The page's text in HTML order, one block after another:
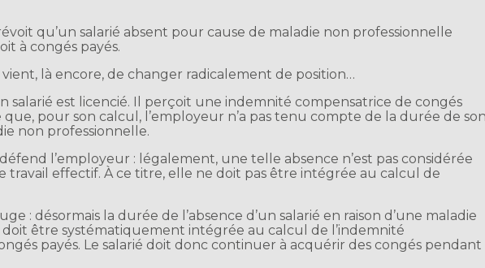
qu’un salarié absent pour cause de maladie non professionnelle
à congés payés.
là encore, de changer radicalement de position…
salarié est licencié. Il perçoit une indemnité compensatrice de congés
que, pour son calcul, l’employeur n’a pas tenu compte de la durée de
non professionnelle.
défend l’employeur : légalement, une telle absence n’est pas considérée
travail effectif. À ce titre, elle ne doit pas être intégrée au calcul de
: désormais la durée de l’absence d’un salarié en raison d’une maladie
être systématiquement intégrée au calcul de l’indemnité
payés. Le salarié doit donc continuer à acquérir des congés pendant